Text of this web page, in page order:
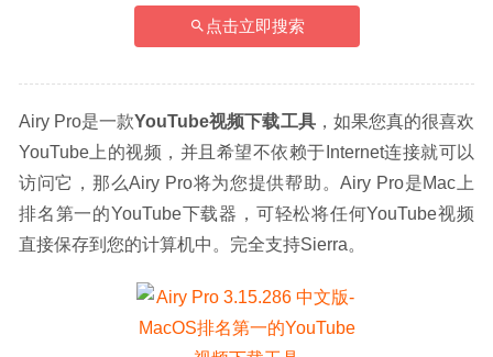
点击立即搜索
Airy Pro是一款YouTube视频下载工具，如果您真的很喜欢
YouTube上的视频，并且希望不依赖于Internet连接就可以
访问它，那么Airy Pro将为您提供帮助。Airy Pro是Mac上
排名第一的YouTube下载器，可轻松将任何YouTube视频
直接保存到您的计算机中。完全支持Sierra。